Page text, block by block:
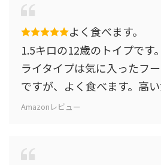
よく食べます。
1.5キロの12歳のトイプです
ライタイプは気に入ったフ
ですが、よく食べます。高い
Amazonレビュー